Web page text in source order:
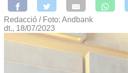
Redacció / Foto: Andbank
dt., 18/07/2023